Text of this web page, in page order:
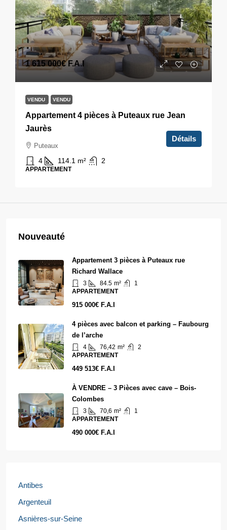
1 615 000€F.A.I
VENDU VENDU
Appartement 4 pièces à Puteaux rue Jean
Jaurès
Puteaux
4 114.1 m² 2
APPARTEMENT
Détails
Nouveauté
Appartement 3 pièces à Puteaux rue
Richard Wallace
3 84.5 m²
1
APPARTEMENT
915 000€ F.A.I
4 pièces avec balcon et parking – Faubourg
de l’arche
4 76,42 m²
2
APPARTEMENT
449 513€ F.A.I
À VENDRE – 3 Pièces avec cave – Bois-
Colombes
3 70,6 m²
1
APPARTEMENT
490 000€ F.A.I
Antibes
Argenteuil
Asnières-sur-Seine